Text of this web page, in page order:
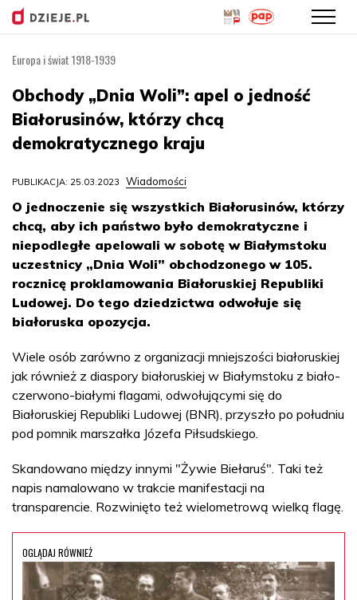
treści
Europa i świat 1918-1939
Obchody „Dnia Woli”: apel o jedność
Białorusinów, którzy chcą
demokratycznego kraju
PUBLIKACJA: 25.03.2023 Wiadomości
O jednoczenie się wszystkich Białorusinów, którzy
chcą, aby ich państwo było demokratyczne i
niepodległe apelowali w sobotę w Białymstoku
uczestnicy „Dnia Woli” obchodzonego w 105.
rocznicę proklamowania Białoruskiej Republiki
Ludowej. Do tego dziedzictwa odwołuje się
białoruska opozycja.
Wiele osób zarówno z organizacji mniejszości białoruskiej
jak również z diaspory białoruskiej w Białymstoku z biało-
czerwono-białymi flagami, odwołującymi się do
Białoruskiej Republiki Ludowej (BNR), przyszło po południu
pod pomnik marszałka Józefa Piłsudskiego.
Skandowano między innymi "Żywie Biełaruś". Taki też
napis namalowano w trakcie manifestacji na
transparencie. Rozwinięto też wielometrową wielką flagę.
OGLĄDAJ RÓWNIEŻ